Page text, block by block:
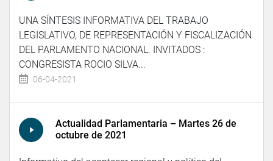
UNA SÍNTESIS INFORMATIVA DEL TRABAJO
LEGISLATIVO, DE REPRESENTACIÓN Y FISCALIZACIÓN
DEL PARLAMENTO NACIONAL. INVITADOS :
CONGRESISTA ROCIO SILVA...
06-04-2021
Actualidad Parlamentaria – Martes 26 de
octubre de 2021